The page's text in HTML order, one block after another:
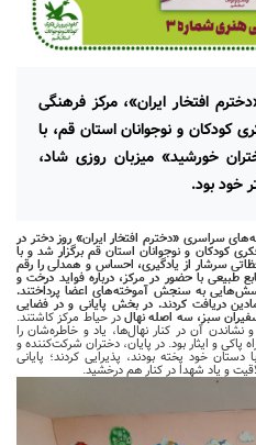
افتخار ایران»، مرکز فرهنگی
فکری کودکان و نوجوانان استان قم، با
خورشید» میزبان روزی شاد،
خود بود.
سراسری «دخترم افتخار ایران» روز دختر در
۳ کانون پرورش فکری کودکان و نوجوانان استان قم برگزار شد و با
سرشار از یادگیری، احساس و همدلی را رقم
طبیعی با حضور در مرکز، درباره فواید درخت و
به سنجش آموخته‌های اعضا پرداختند.
دریافت کردند. در بخش پایانی و در فضایی
سبز،سه اصله نهالدر حیاط مرکز کاشتند.
آن در کنار نهال‌ها، یاد و خاطره‌شان را
پاکی و ایثار بود. در پایان، دختران شرکت‌کننده و
خود پخته بودند، پذیرایی کردند؛ پایانی
و یاد شهدا در کنار هم درخشید.